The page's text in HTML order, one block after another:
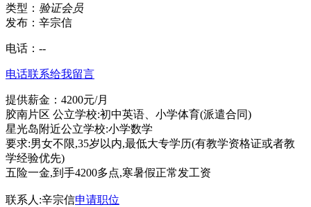
类型： 验证会员
发布：辛宗信
电话： --
电话联系给我留言
提供薪金：4200元/月
胶南片区 公立学校:初中英语、小学体育(派遣合同)
星光岛附近公立学校:小学数学
要求:男女不限,35岁以内,最低大专学历(有教学资格证或者教
学经验优先)
五险一金,到手4200多点,寒暑假正常发工资
联系人:辛宗信申请职位